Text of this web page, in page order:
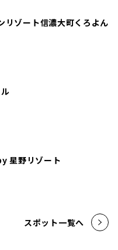
リゾート信濃大町くろよん
星野リゾート
スポット一覧へ